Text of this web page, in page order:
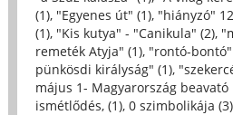
(1), "Egyenes út" (1), "hiányzó"
(1), "Kis kutya" - "Canikula" (2),
remeték Atyja" (1), "rontó-bontó"
pünkösdi királyság" (1),
május 1- Magyarország beavató
ismétlődés, (1), 0 szimbolikája (3)